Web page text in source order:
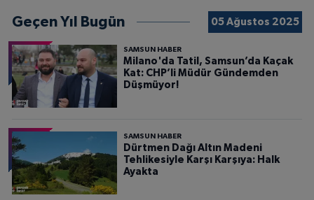
Geçen Yıl Bugün 05 Ağustos 2025
SAMSUN HABER
Milano'da Tatil, Samsun’da Kaçak
Kat: CHP’li Müdür Gündemden
Düşmüyor!
SAMSUN HABER
Dürtmen Dağı Altın Madeni
Tehlikesiyle Karşı Karşıya: Halk
Ayakta